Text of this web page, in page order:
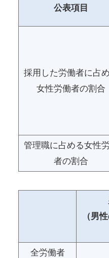
公表項目
採用した労働者に占
女性労働者の割合
管理職に占める女性
者の割合
（男
全労働者